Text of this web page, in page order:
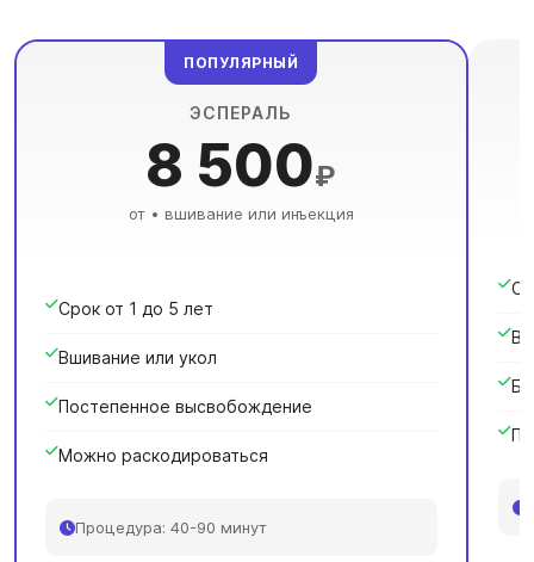
ПОПУЛЯРНЫЙ
ЭСПЕРАЛЬ
8 500₽
от • вшивание или инъекция
Срок от 1 до 5 лет
Вшивание или укол
Постепенное высвобождение
Можно раскодироваться
Процедура: 40-90 минут